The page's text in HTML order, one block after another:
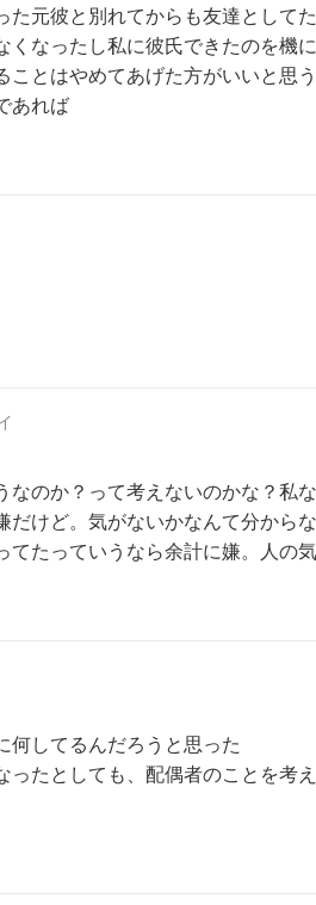
た元彼と別れてからも友達として
くなったし私に彼氏できたのを機
ことはやめてあげた方がいいと思う
あれば
なのか？って考えないのかな？私
だけど。気がないかなんて分から
てたっていうなら余計に嫌。人の
何してるんだろうと思った
ったとしても、配偶者のことを考